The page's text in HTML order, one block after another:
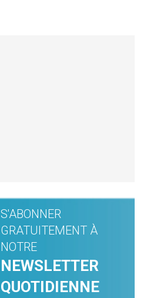
S'ABONNER
GRATUITEMENT À
NOTRE
NEWSLETTER
QUOTIDIENNE